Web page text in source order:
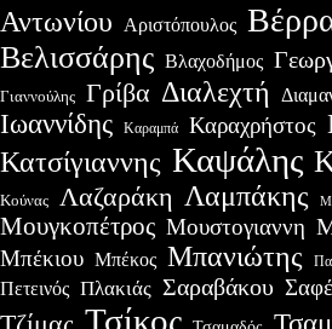
Αντωνίου Αριστόπουλος
Βελισσάρης Βλαχοδήμος
Γιαννούλης Γρίβα Διαλεχτή
Ιωαννίδης Καραμπά Καραχρήστος
Κατσίγιαννης Καψάλης
Κούνας Λαζαράκη Λαμπάκης
Μουγκοπέτρος Μουστογιαννη
Μπέκιου Μπέκος Μπανιώτης
Πετεινός Πλακιάς Σαραβάκου
Τσίκος